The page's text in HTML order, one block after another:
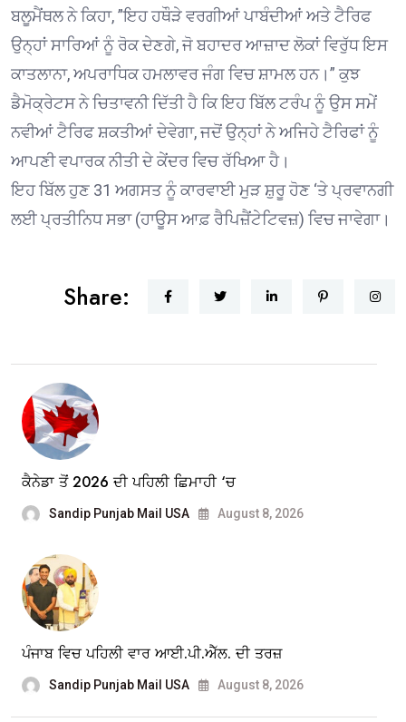
ਬਲੂਮੈਂਥਲ ਨੇ ਕਿਹਾ, ”ਇਹ ਹਥੌੜੇ ਵਰਗੀਆਂ ਪਾਬੰਦੀਆਂ ਅਤੇ ਟੈਰਿਫ
ਉਨ੍ਹਾਂ ਸਾਰਿਆਂ ਨੂੰ ਰੋਕ ਦੇਣਗੇ, ਜੋ ਬਹਾਦਰ ਆਜ਼ਾਦ ਲੋਕਾਂ ਵਿਰੁੱਧ ਇਸ
ਕਾਤਲਾਨਾ, ਅਪਰਾਧਿਕ ਹਮਲਾਵਰ ਜੰਗ ਵਿਚ ਸ਼ਾਮਲ ਹਨ।” ਕੁਝ
ਡੈਮੋਕ੍ਰੇਟਸ ਨੇ ਚਿਤਾਵਨੀ ਦਿੱਤੀ ਹੈ ਕਿ ਇਹ ਬਿੱਲ ਟਰੰਪ ਨੂੰ ਉਸ ਸਮੇਂ
ਨਵੀਆਂ ਟੈਰਿਫ ਸ਼ਕਤੀਆਂ ਦੇਵੇਗਾ, ਜਦੋਂ ਉਨ੍ਹਾਂ ਨੇ ਅਜਿਹੇ ਟੈਰਿਫਾਂ ਨੂੰ
ਆਪਣੀ ਵਪਾਰਕ ਨੀਤੀ ਦੇ ਕੇਂਦਰ ਵਿਚ ਰੱਖਿਆ ਹੈ।
ਇਹ ਬਿੱਲ ਹੁਣ 31 ਅਗਸਤ ਨੂੰ ਕਾਰਵਾਈ ਮੁੜ ਸ਼ੁਰੂ ਹੋਣ ‘ਤੇ ਪ੍ਰਵਾਨਗੀ
ਲਈ ਪ੍ਰਤੀਨਿਧ ਸਭਾ (ਹਾਊਸ ਆਫ਼ ਰੈਪਿਜ਼ੈਂਟੇਟਿਵਜ਼) ਵਿਚ ਜਾਵੇਗਾ।
Share:
ਕੈਨੇਡਾ ਤੋਂ 2026 ਦੀ ਪਹਿਲੀ ਛਿਮਾਹੀ ‘ਚ
Sandip Punjab Mail USA August 8, 2026
ਪੰਜਾਬ ਵਿਚ ਪਹਿਲੀ ਵਾਰ ਆਈ.ਪੀ.ਐੱਲ. ਦੀ ਤਰਜ਼
Sandip Punjab Mail USA August 8, 2026